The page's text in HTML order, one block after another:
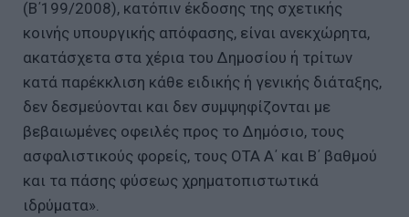
(Β΄199/2008), κατόπιν έκδοσης της σχετικής
κοινής υπουργικής απόφασης, είναι ανεκχώρητα,
ακατάσχετα στα χέρια του Δημοσίου ή τρίτων
κατά παρέκκλιση κάθε ειδικής ή γενικής διάταξης,
δεν δεσμεύονται και δεν συμψηφίζονται με
βεβαιωμένες οφειλές προς το Δημόσιο, τους
ασφαλιστικούς φορείς, τους ΟΤΑ Α΄ και Β΄ βαθμού
και τα πάσης φύσεως χρηματοπιστωτικά
ιδρύματα».